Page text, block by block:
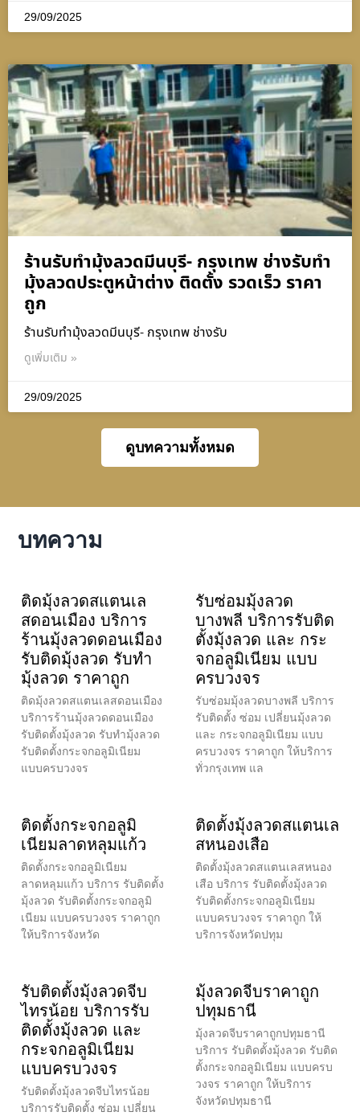
29/09/2025
ร้านรับทำมุ้งลวดมีนบุรี- กรุงเทพ ช่างรับทำ
มุ้งลวดประตูหน้าต่าง ติดตั้ง รวดเร็ว ราคา
ถูก
ร้านรับทำมุ้งลวดมีนบุรี- กรุงเทพ ช่างรับ
ดูเพิ่มเติม »
29/09/2025
ดูบทความทั้งหมด
บทความ
ติดมุ้งลวดสแตนเล
สดอนเมือง บริการ
ร้านมุ้งลวดดอนเมือง
รับติดมุ้งลวด รับทำ
มุ้งลวด ราคาถูก
ติดมุ้งลวดสแตนเลสดอนเมือง
บริการร้านมุ้งลวดดอนเมือง
รับติดตั้งมุ้งลวด รับทำมุ้งลวด
รับติดตั้งกระจกอลูมิเนียม
แบบครบวงจร
รับซ่อมมุ้งลวด
บางพลี บริการรับติด
ตั้งมุ้งลวด และ กระ
จกอลูมิเนียม แบบ
ครบวงจร
รับซ่อมมุ้งลวดบางพลี บริการ
รับติดตั้ง ซ่อม เปลี่ยนมุ้งลวด
และ กระจกอลูมิเนียม แบบ
ครบวงจร ราคาถูก ให้บริการ
ทั่วกรุงเทพ แล
ติดตั้งกระจกอลูมิ
เนียมลาดหลุมแก้ว
ติดตั้งกระจกอลูมิเนียม
ลาดหลุมแก้ว บริการ รับติดตั้ง
มุ้งลวด รับติดตั้งกระจกอลูมิ
เนียม แบบครบวงจร ราคาถูก
ให้บริการจังหวัด
ติดตั้งมุ้งลวดสแตนเล
สหนองเสือ
ติดตั้งมุ้งลวดสแตนเลสหนอง
เสือ บริการ รับติดตั้งมุ้งลวด
รับติดตั้งกระจกอลูมิเนียม
แบบครบวงจร ราคาถูก ให้
บริการจังหวัดปทุม
รับติดตั้งมุ้งลวดจีบ
ไทรน้อย บริการรับ
ติดตั้งมุ้งลวด และ
กระจกอลูมิเนียม
แบบครบวงจร
รับติดตั้งมุ้งลวดจีบไทรน้อย
บริการรับติดตั้ง ซ่อม เปลี่ยน
มุ้งลวดจีบราคาถูก
ปทุมธานี
มุ้งลวดจีบราคาถูกปทุมธานี
บริการ รับติดตั้งมุ้งลวด รับติด
ตั้งกระจกอลูมิเนียม แบบครบ
วงจร ราคาถูก ให้บริการ
จังหวัดปทุมธานี